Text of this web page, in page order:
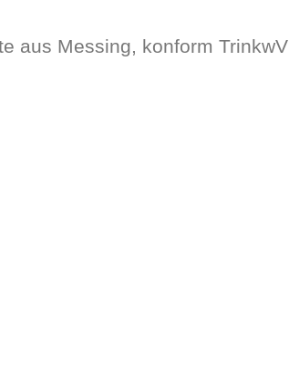
aus Messing, konform TrinkwV